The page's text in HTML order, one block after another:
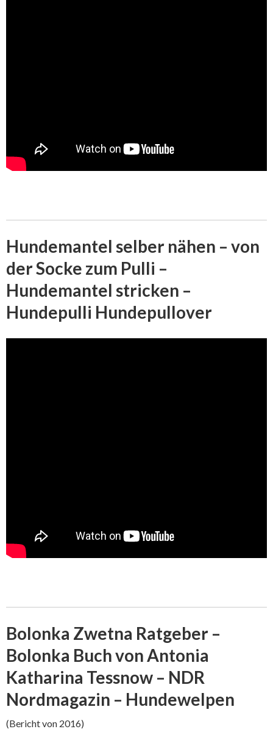
Hundemantel selber nähen – von
der Socke zum Pulli –
Hundemantel stricken –
Hundepulli Hundepullover
Bolonka Zwetna Ratgeber –
Bolonka Buch von Antonia
Katharina Tessnow – NDR
Nordmagazin – Hundewelpen
(Bericht von 2016)